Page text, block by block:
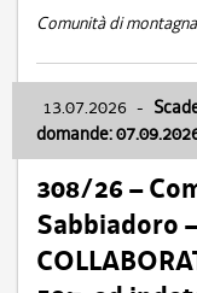
Comunità di
13.07.2026 -
domande:
308/26 –
Sabbiadoro